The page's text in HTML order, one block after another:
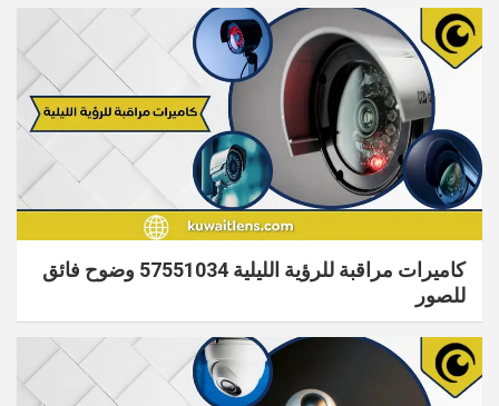
كاميرات مراقبة للرؤية الليلية 57551034 وضوح فائق
للصور